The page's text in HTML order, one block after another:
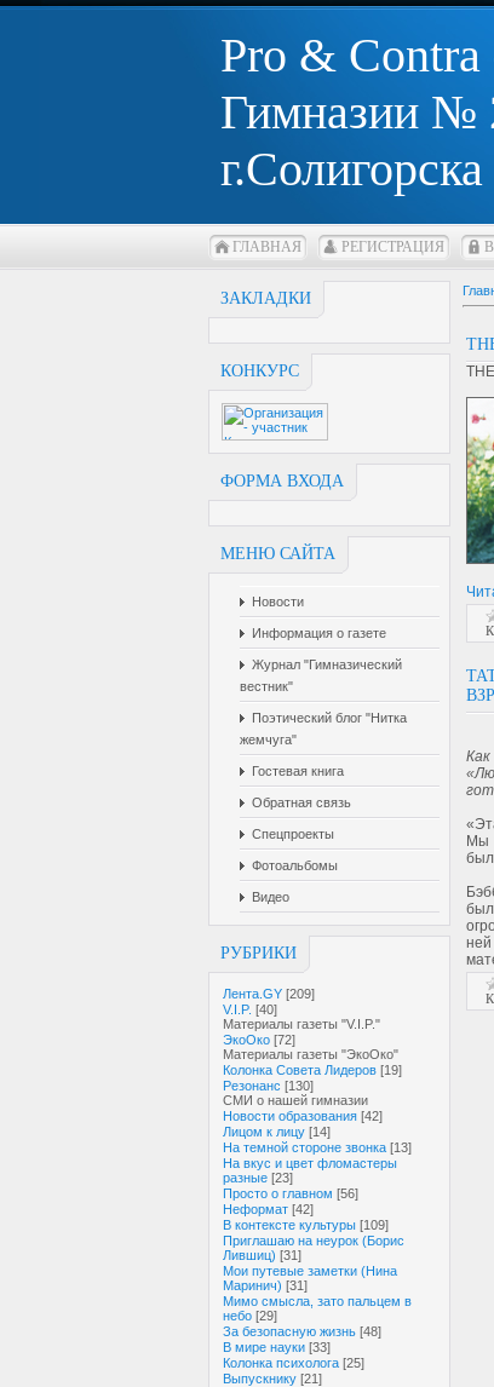
Pro &
Гимназии №
г.Солигорска
ГЛАВНАЯ РЕГИСТРАЦИЯ
ЗАКЛАДКИ
КОНКУРС
ФОРМА ВХОДА
МЕНЮ САЙТА
Новости
Информация о газете
Журнал "Гимназический
вестник"
Поэтический блог "Нитка
жемчуга"
Гостевая книга
Обратная связь
Спецпроекты
Фотоальбомы
Видео
РУБРИКИ
Лента.GY [209]
V.I.P. [40]
Материалы газеты "V.I.P."
ЭкоОко [72]
Материалы газеты "ЭкоОко"
Колонка Совета Лидеров [19]
Резонанс [130]
СМИ о нашей гимназии
Новости образования [42]
Лицом к лицу [14]
На темной стороне звонка [13]
На вкус и цвет фломастеры
разные [23]
Просто о главном [56]
Неформат [42]
В контексте культуры [109]
Приглашаю на неурок (Борис
Лившиц) [31]
Мои путевые заметки (Нина
Маринич) [31]
Мимо смысла, зато пальцем в
небо [29]
За безопасную жизнь [48]
В мире науки [33]
Колонка психолога [25]
Выпускнику [21]
Мы
был